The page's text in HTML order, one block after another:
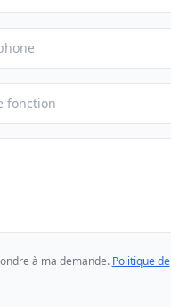
à ma demande. Politique de